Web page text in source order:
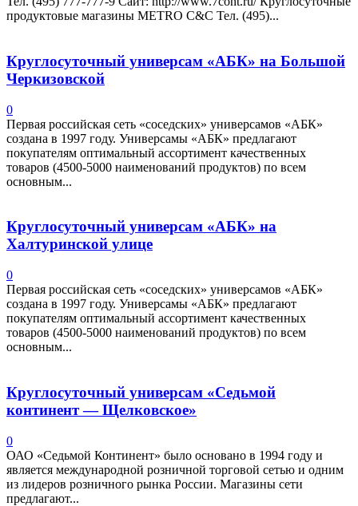
продуктовые магазины METRO C&C Тел. (495)...
Круглосуточный универсам «АБК» на Большой
Черкизовской
0
Первая российская сеть «соседских» универсамов «АБК»
создана в 1997 году. Универсамы «АБК» предлагают
покупателям оптимальный ассортимент качественных
товаров (4500-5000 наименований продуктов) по всем
основным...
Круглосуточный универсам «АБК» на
Халтуринской улице
0
Первая российская сеть «соседских» универсамов «АБК»
создана в 1997 году. Универсамы «АБК» предлагают
покупателям оптимальный ассортимент качественных
товаров (4500-5000 наименований продуктов) по всем
основным...
Круглосуточный универсам «Седьмой
континент — Щелковское»
0
ОАО «Седьмой Континент» было основано в 1994 году и
является международной розничной торговой сетью и одним
из лидеров розничного рынка России. Магазины сети
предлагают...